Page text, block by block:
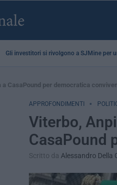
Gli investitori si rivolgono a SJMine per
CasaPound per democratica
APPROFONDIMENTI
Viterbo,
CasaPound
Scritto da Alessandro Della